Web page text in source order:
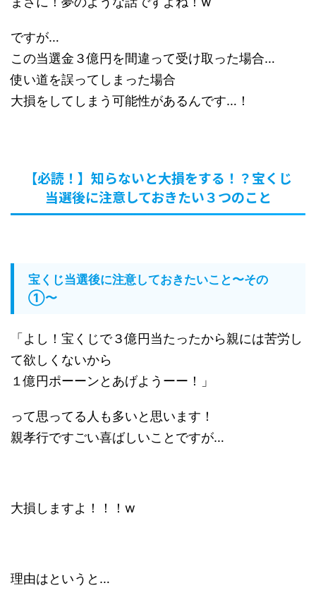
ですが…
この当選金３億円を間違って受け取った場合…
使い道を誤ってしまった場合
大損をしてしまう可能性があるんです…！
【必読！】知らないと大損をする！？宝くじ
当選後に注意しておきたい３つのこと
宝くじ当選後に注意しておきたいこと〜その
①〜
「よし！宝くじで３億円当たったから親には苦労し
て欲しくないから
１億円ポーーンとあげようーー！」
って思ってる人も多いと思います！
親孝行ですごい喜ばしいことですが…
大損しますよ！！！w
理由はというと…